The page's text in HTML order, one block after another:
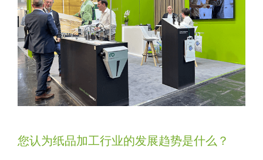
您认为纸品加工行业的发展趋势是什么？